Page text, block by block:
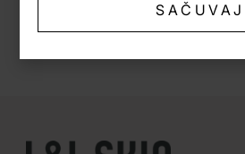
1 2
SAČUVAJ